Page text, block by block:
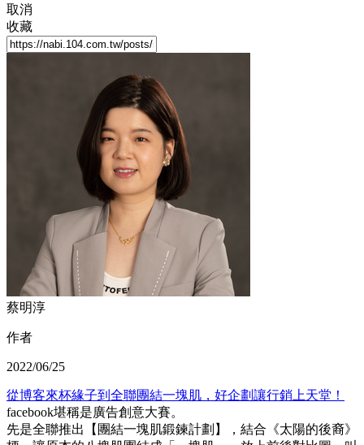
取消
收藏
蔡明淳
作者
2022/06/25
從博客來杯緣子到全聯團結一塊肌，好企劃讓行銷上天堂！
facebook堪稱是廣告創意大賽。
先是全聯推出【團結一塊肌鍛鍊計劃】，結合《太陽的後裔》